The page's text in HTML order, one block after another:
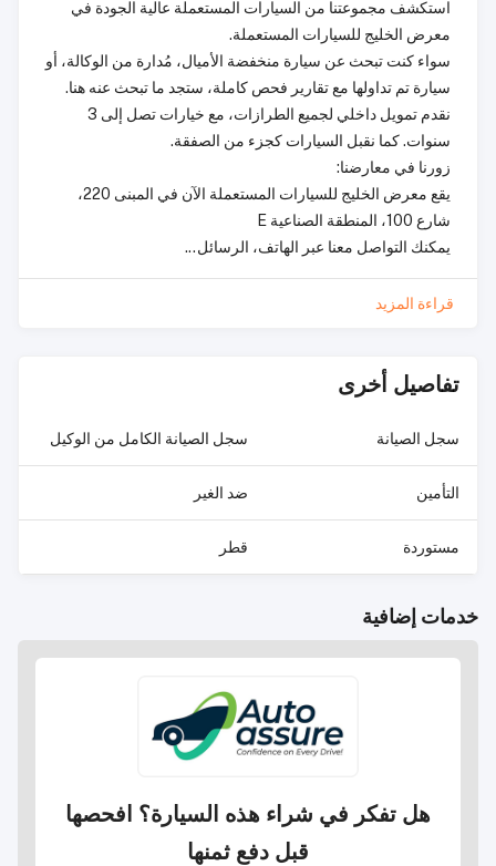
استكشف مجموعتنا من السيارات المستعملة عالية الجودة في
معرض الخليج للسيارات المستعملة.
سواء كنت تبحث عن سيارة منخفضة الأميال، مُدارة من الوكالة، أو
سيارة تم تداولها مع تقارير فحص كاملة، ستجد ما تبحث عنه هنا.
نقدم تمويل داخلي لجميع الطرازات، مع خيارات تصل إلى 3
سنوات. كما نقبل السيارات كجزء من الصفقة.
زورنا في معارضنا:
يقع معرض الخليج للسيارات المستعملة الآن في المبنى 220،
شارع 100، المنطقة الصناعية E
يمكنك التواصل معنا عبر الهاتف، الرسائل...
قراءة المزيد
تفاصيل أخرى
سجل الصيانة سجل الصيانة الكامل من الوكيل
التأمين ضد الغير
مستوردة قطر
خدمات إضافية
هل تفكر في شراء هذه السيارة؟ افحصها
قبل دفع ثمنها